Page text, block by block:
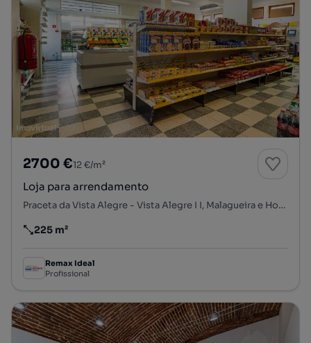
2700 €12 €/m²
Loja para arrendamento
Praceta da Vista Alegre - Vista Alegre I I, Malagueira e Horta das Figueiras, Évora, Évora
Preço por metro quadrado
225 m²
Remax Ideal
Profissional